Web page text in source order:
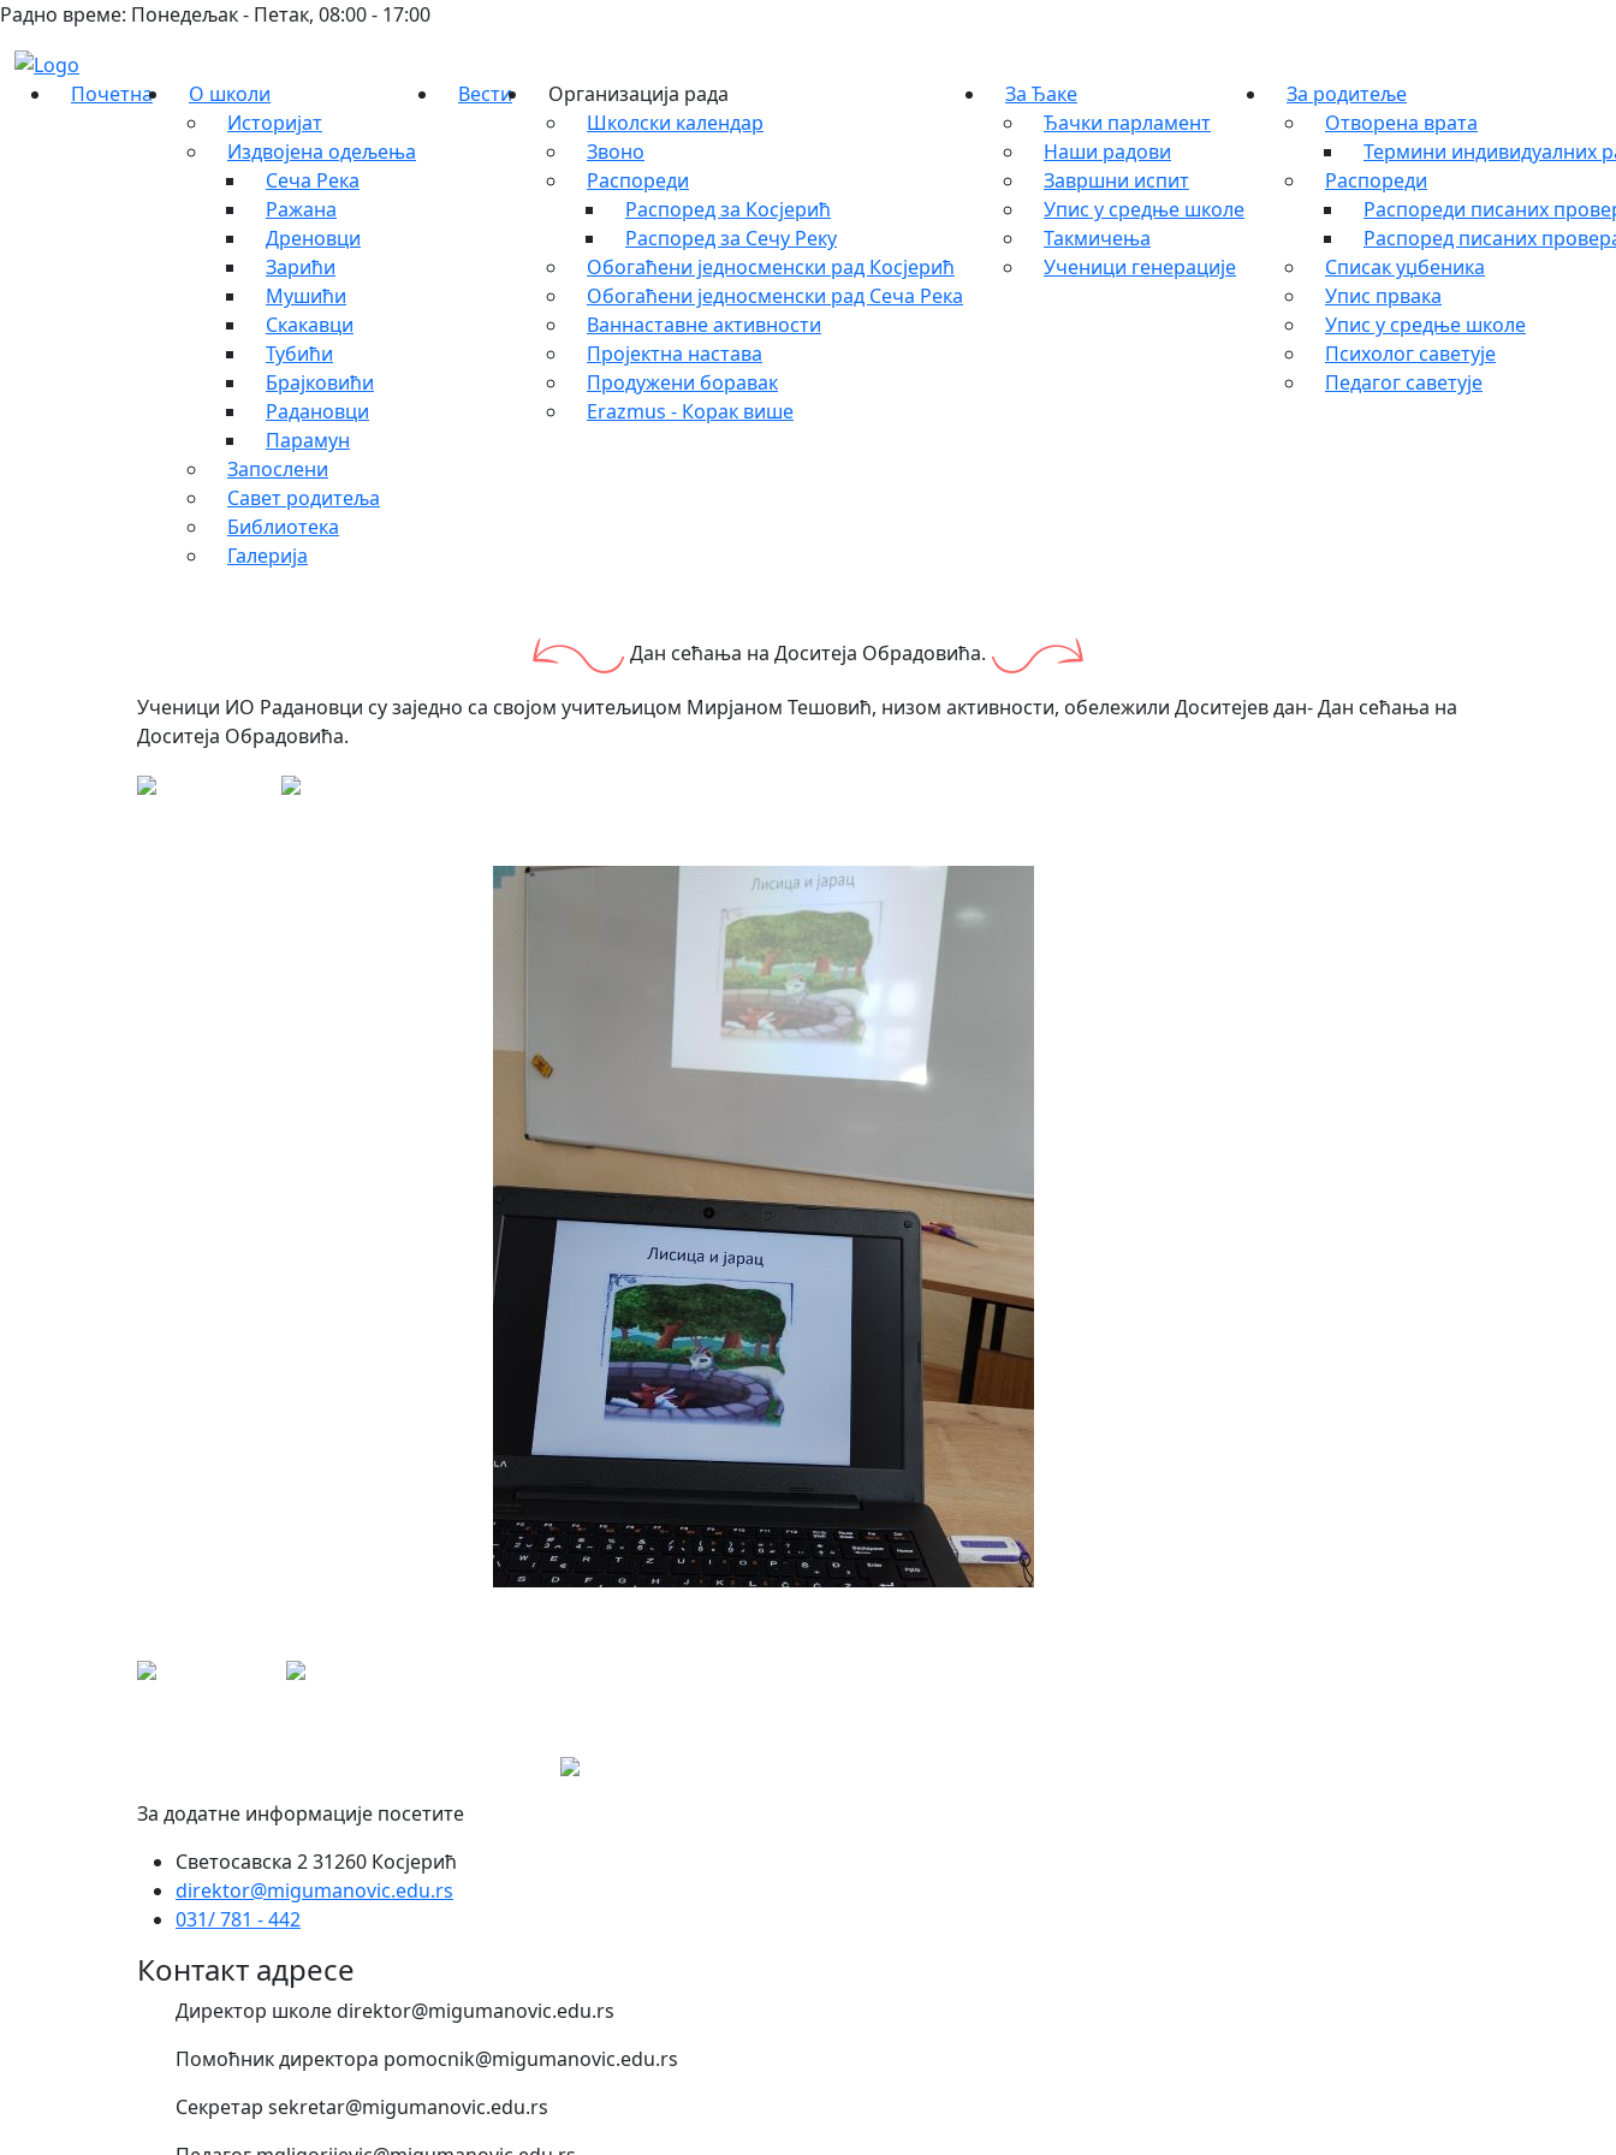
Радно време: Понедељак - Петак, 08:00 - 17:00
Почетна
О школи
Историјат
Издвојена одељења
Сеча Река
Ражана
Дреновци
Зарићи
Мушићи
Скакавци
Тубићи
Брајковићи
Радановци
Парамун
Запослени
Савет родитеља
Библиотека
Галерија
Вести
Организација рада
Школски календар
Звоно
Распореди
Распоред за Косјерић
Распоред за Сечу Реку
Обогаћени једносменски рад Косјерић
Обогаћени једносменски рад Сеча Река
Ваннаставне активности
Пројектна настава
Продужени боравак
Erazmus - Корак више
За Ђаке
Ђачки парламент
Наши радови
Завршни испит
Упис у средње школе
Такмичења
Ученици генерације
За родитеље
Отворена врата
Термини индивидуалних
Распореди
Распореди писаних
Распоред писаних
Списак уџбеника
Упис првака
Упис у средње школе
Психолог саветује
Педагог саветује
Дан сећања на Доситеја Обрадовића.
Ученици ИО Радановци су заједно са својом учитељицом Мирјаном Тешовић, низом активности, обележили Доситејев дан- Дан сећања на
Доситеја Обрадовића.
За додатне информације посетите
Светосавска 2 31260 Косјерић
direktor@migumanovic.edu.rs
031/ 781 - 442
Контакт адресе
Директор школе direktor@migumanovic.edu.rs
Помоћник директора pomocnik@migumanovic.edu.rs
Секретар sekretar@migumanovic.edu.rs